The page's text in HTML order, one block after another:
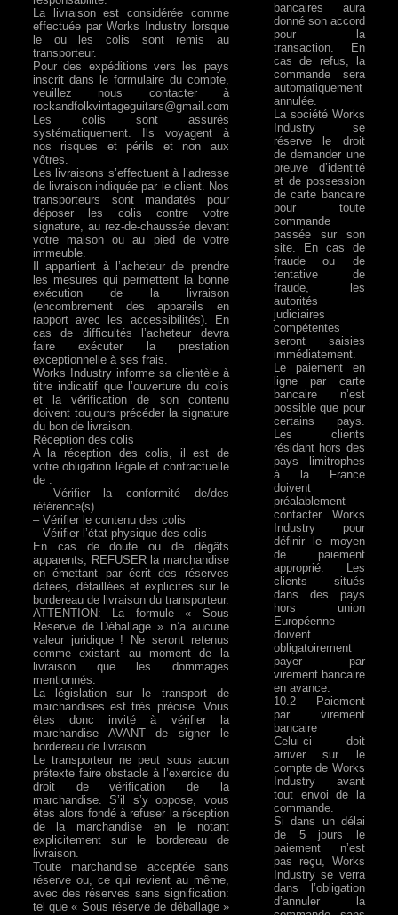
La livraison est considérée comme
effectuée par Works Industry lorsque
le ou les colis sont remis au
transporteur.
Pour des expéditions vers les pays
inscrit dans le formulaire du compte,
veuillez nous contacter à
rockandfolkvintageguitars@gmail.com
Les colis sont assurés
systématiquement. Ils voyagent à
nos risques et périls et non aux
vôtres.
Les livraisons s’effectuent à l’adresse
de livraison indiquée par le client. Nos
transporteurs sont mandatés pour
déposer les colis contre votre
signature, au rez-de-chaussée devant
votre maison ou au pied de votre
immeuble.
Il appartient à l’acheteur de prendre
les mesures qui permettent la bonne
exécution de la livraison
(encombrement des appareils en
rapport avec les accessibilités). En
cas de difficultés l’acheteur devra
faire exécuter la prestation
exceptionnelle à ses frais.
Works Industry informe sa clientèle à
titre indicatif que l’ouverture du colis
et la vérification de son contenu
doivent toujours précéder la signature
du bon de livraison.
Réception des colis
A la réception des colis, il est de
votre obligation légale et contractuelle
de :
– Vérifier la conformité de/des
référence(s)
– Vérifier le contenu des colis
– Vérifier l’état physique des colis
En cas de doute ou de dégâts
apparents, REFUSER la marchandise
en émettant par écrit des réserves
datées, détaillées et explicites sur le
bordereau de livraison du transporteur.
ATTENTION: La formule « Sous
Réserve de Déballage » n’a aucune
valeur juridique ! Ne seront retenus
comme existant au moment de la
livraison que les dommages
mentionnés.
La législation sur le transport de
marchandises est très précise. Vous
êtes donc invité à vérifier la
marchandise AVANT de signer le
bordereau de livraison.
Le transporteur ne peut sous aucun
prétexte faire obstacle à l’exercice du
droit de vérification de la
marchandise. S’il s’y oppose, vous
êtes alors fondé à refuser la réception
de la marchandise en le notant
explicitement sur le bordereau de
livraison.
Toute marchandise acceptée sans
réserve ou, ce qui revient au même,
avec des réserves sans signification:
tel que « Sous réserve de déballage »
bancaires aura
donné son accord
pour la
transaction. En
cas de refus, la
commande sera
automatiquement
annulée.
La société Works
Industry se
réserve le droit
de demander une
preuve d’identité
et de possession
de carte bancaire
pour toute
commande
passée sur son
site. En cas de
fraude ou de
tentative de
fraude, les
autorités
judiciaires
compétentes
seront saisies
immédiatement.
Le paiement en
ligne par carte
bancaire n’est
possible que pour
certains pays.
Les clients
résidant hors des
pays limitrophes
à la France
doivent
préalablement
contacter Works
Industry pour
définir le moyen
de paiement
approprié. Les
clients situés
dans des pays
hors union
Européenne
doivent
obligatoirement
payer par
virement bancaire
en avance.
10.2 Paiement
par virement
bancaire
Celui-ci doit
arriver sur le
compte de Works
Industry avant
tout envoi de la
commande.
Si dans un délai
de 5 jours le
paiement n’est
pas reçu, Works
Industry se verra
dans l’obligation
d’annuler la